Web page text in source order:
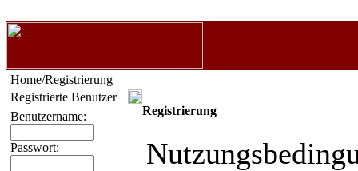
Home/Registrierung
Registrierte Benutzer
Benutzername:
Passwort:
Registrierung